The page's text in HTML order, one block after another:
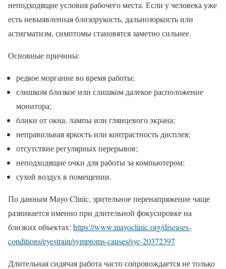
неподходящие условия рабочего места. Если у человека уже
есть невыявленная близорукость, дальнозоркость или
астигматизм, симптомы становятся заметно сильнее.
Основные причины:
редкое моргание во время работы;
слишком близкое или слишком далекое расположение
монитора;
блики от окна, лампы или глянцевого экрана;
неправильная яркость или контрастность дисплея;
отсутствие регулярных перерывов;
неподходящие очки для работы за компьютером;
сухой воздух в помещении.
По данным Mayo Clinic, зрительное перенапряжение чаще
развивается именно при длительной фокусировке на
близких объектах: https://www.mayoclinic.org/diseases-
conditions/eyestrain/symptoms-causes/syc-20372397
Длительная сидячая работа часто сопровождается не только